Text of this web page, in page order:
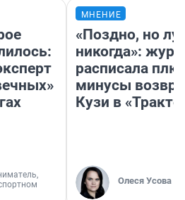
МНЕНИЕ
«Поздно, но
никогда»:
расписала
минусы
Кузи в
Олеся Усова